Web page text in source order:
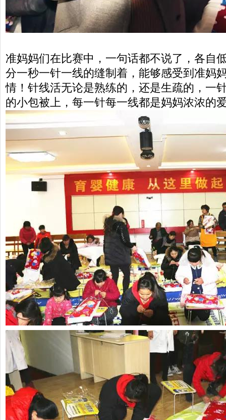
准妈妈们在比赛中，一句话都不说了，各自
分一秒一针一线的缝制着，能够感受到准妈
情！针线活无论是熟练的，还是生疏的，一
的小包被上，每一针每一线都是妈妈浓浓的